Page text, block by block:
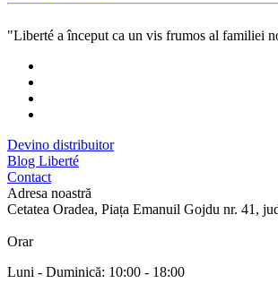
"Liberté a început ca un vis frumos al familiei
Devino distribuitor
Blog Liberté
Contact
Adresa noastră
Cetatea Oradea, Piața Emanuil Gojdu nr. 41,
Orar
Luni - Duminică: 10:00 - 18:00